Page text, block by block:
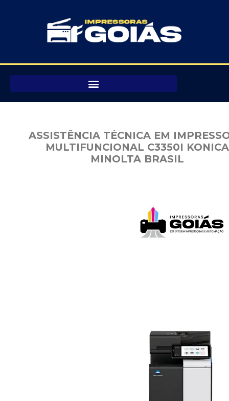
conteúdo
ASSISTÊNCIA TÉCNICA EM
MULTIFUNCIONAL C3350I KONICA
MINOLTA BRASIL